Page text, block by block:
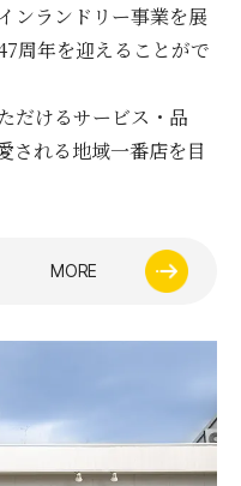
ンランドリー事業を展
周年を迎えることがで
だけるサービス・品
される地域一番店を目
MORE